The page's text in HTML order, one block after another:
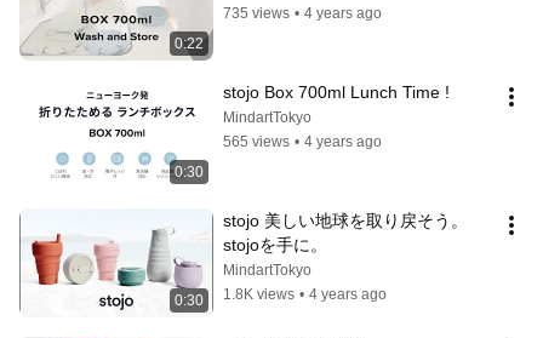
0:22
735 views • 4 years ago
0:30
stojo Box 700ml Lunch Time !
MindartTokyo
565 views • 4 years ago
0:30
stojo 美しい地球を取り戻そう。
stojoを手に。
MindartTokyo
1.8K views • 4 years ago